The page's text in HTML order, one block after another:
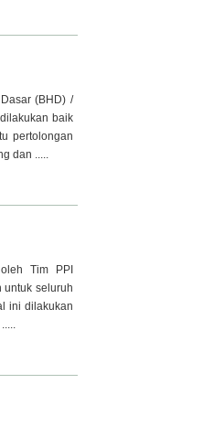
(BHD) /
baik
pertolongan
dan .....
Tim PPI
untuk seluruh
ini dilakukan